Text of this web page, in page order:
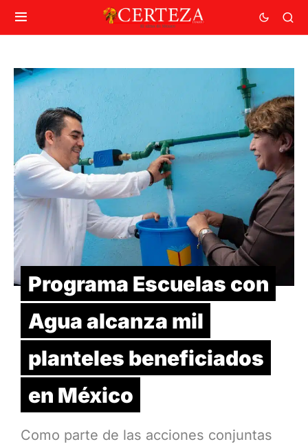
Programa Escuelas con
Agua alcanza mil
planteles beneficiados
en México
Como parte de las acciones conjuntas